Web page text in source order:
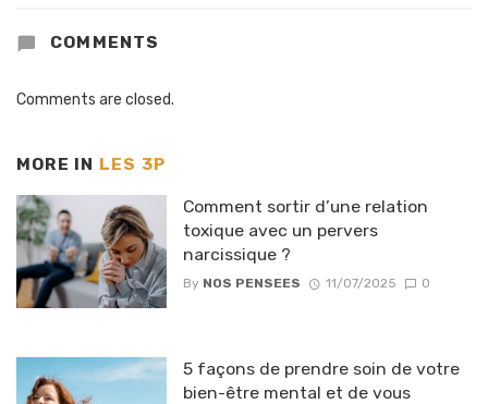
COMMENTS
Comments are closed.
MORE IN LES 3P
Comment sortir d’une relation
toxique avec un pervers
narcissique ?
By NOS PENSEES 11/07/2025 0
5 façons de prendre soin de votre
bien-être mental et de vous